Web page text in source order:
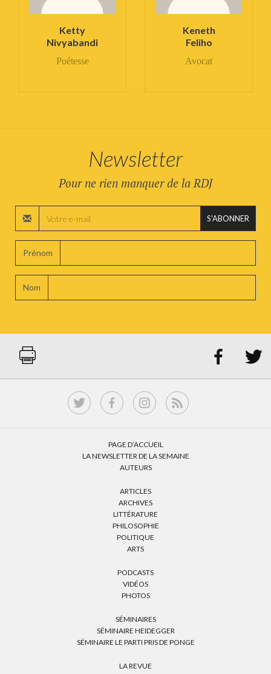
Ketty
Nivyabandi
Poétesse
Keneth
Feliho
Avocat
Newsletter
Pour ne rien manquer de la RDJ
S'ABONNER
Prénom
Nom
 
PAGE D’ACCUEIL
LA NEWSLETTER DE LA SEMAINE
AUTEURS
ARTICLES
ARCHIVES
LITTÉRATURE
PHILOSOPHIE
POLITIQUE
ARTS
PODCASTS
VIDÉOS
PHOTOS
SÉMINAIRES
SÉMINAIRE HEIDEGGER
SÉMINAIRE LE PARTI PRIS DE PONGE
LA REVUE